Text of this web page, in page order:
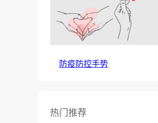
防疫防控手势
热门推荐